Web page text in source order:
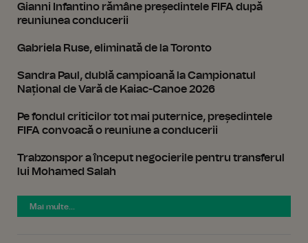
Gianni Infantino rămâne președintele FIFA după
reuniunea conducerii
Gabriela Ruse, eliminată de la Toronto
Sandra Paul, dublă campioană la Campionatul
Național de Vară de Kaiac-Canoe 2026
Pe fondul criticilor tot mai puternice, președintele
FIFA convoacă o reuniune a conducerii
Trabzonspor a început negocierile pentru transferul
lui Mohamed Salah
Mai multe...